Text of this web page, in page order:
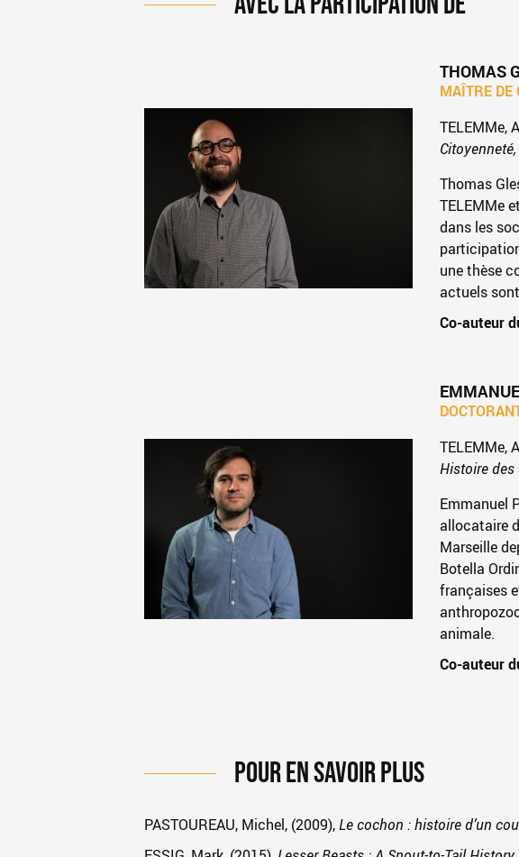
THOMAS
MAÎTRE DE
TELEMMe,
Thomas
TELEMMe
dans les
une thèse
actuels
Co-auteur
TELEMMe,
Histoire des
Emmanuel
allocataire
Marseille
Botella
françaises
animale.
Co-auteur
POUR EN SAVOIR PLUS
PASTOUREAU, Michel, (2009),Le cochon : histoire d’un